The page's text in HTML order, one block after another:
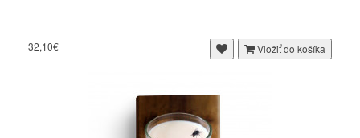
32,10€ Vložiť do košíka